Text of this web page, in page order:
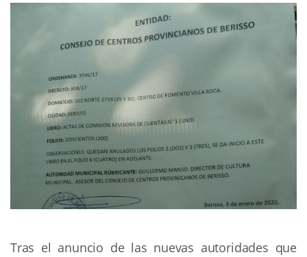
Tras el anuncio de las nuevas autoridades que